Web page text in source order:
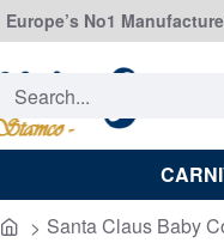
Europe’s No1
Search...
Santa Claus Baby